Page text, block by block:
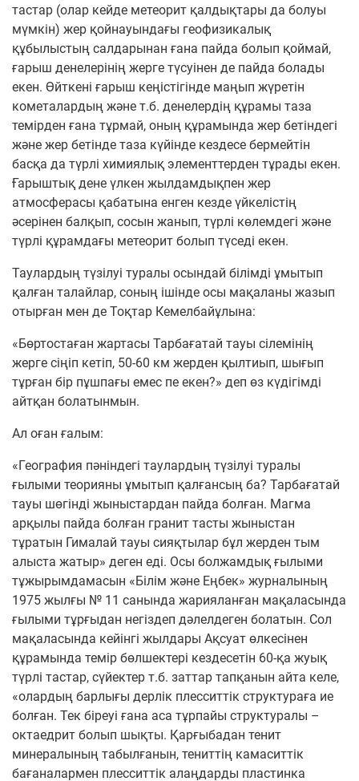
тастар (олар кейде метеорит қалдықтары да болуы
мүмкін) жер қойнауындағы геофизикалық
құбылыстың салдарынан ғана пайда болып қоймай,
ғарыш денелерінің жерге түсуінен де пайда болады
екен. Өйткені ғарыш кеңістігінде маңып жүретін
кометалардың және т.б. денелердің құрамы таза
темірден ғана тұрмай, оның құрамында жер бетіндегі
және жер бетінде таза күйінде кездесе бермейтін
басқа да түрлі химиялық элементтерден тұрады екен.
Ғарыштық дене үлкен жылдамдықпен жер
атмосферасы қабатына енген кезде үйкелістің
әсерінен балқып, сосын жанып, түрлі көлемдегі және
түрлі құрамдағы метеорит болып түседі екен.
Таулардың түзілуі туралы осындай білімді ұмытып
қалған талайлар, соның ішінде осы мақаланы жазып
отырған мен де Тоқтар Кемелбайұлына:
«Бөртостаған жартасы Тарбағатай тауы сілемінің
жерге сіңіп кетіп, 50-60 км жерден қылтиып, шығып
тұрған бір пұшпағы емес пе екен?» деп өз күдігімді
айтқан болатынмын.
Ал оған ғалым:
«География пәніндегі таулардың түзілуі туралы
ғылыми теорияны ұмытып қалғансың ба? Тарбағатай
тауы шөгінді жыныстардан пайда болған. Магма
арқылы пайда болған гранит тасты жыныстан
тұратын Гималай тауы сияқтылар бұл жерден тым
алыста жатыр» деген еді. Осы болжамдық ғылыми
тұжырымдамасын «Білім және Еңбек» журналының
1975 жылғы № 11 санында жарияланған мақаласында
ғылыми тұрғыдан негіздеп дәлелдеген болатын. Сол
мақаласында кейінгі жылдары Ақсуат өлкесінен
құрамында темір бөлшектері кездесетін 60-қа жуық
түрлі тастар, сүйектер т.б. заттар тапқанын айта келе,
«олардың барлығы дерлік плесситтік структураға ие
болған. Тек біреуі ғана аса тұрпайы структуралы –
октаедрит болып шықты. Қарғыбадан тенит
минералының табылғанын, тениттің камаситтік
бағаналармен плесситтік алаңдарды пластинка